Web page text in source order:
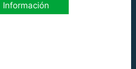
Información